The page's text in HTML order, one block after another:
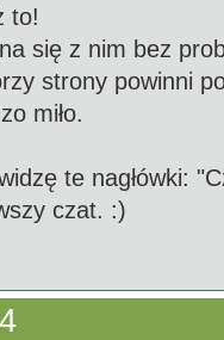
to!
się z nim bez
strony powinni
miło.
te nagłówki:
czat. :)